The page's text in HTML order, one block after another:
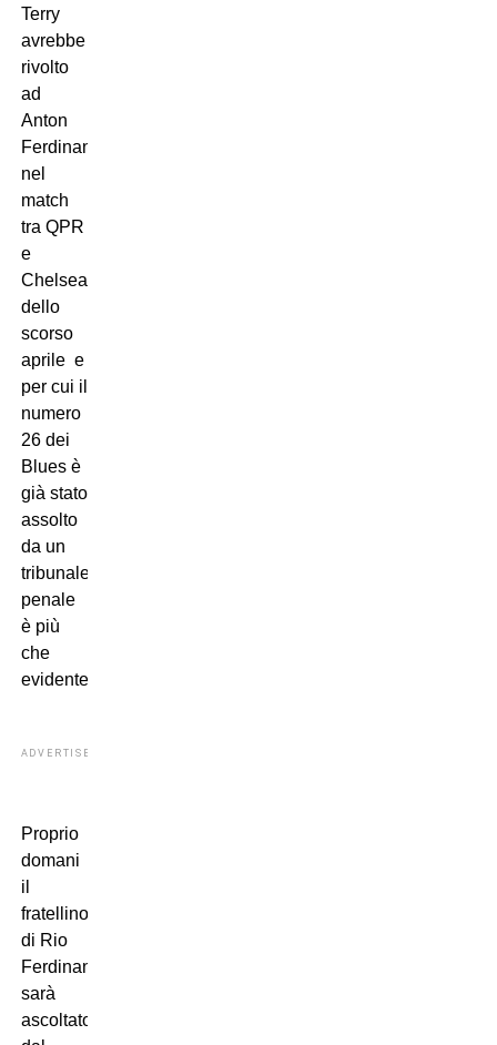
Terry
avrebbe
rivolto
ad
Anton
Ferdinand
nel
match
tra QPR
e
Chelsea
dello
scorso
aprile  e
per cui il
numero
26 dei
Blues è
già stato
assolto
da un
tribunale
penale 
è più
che
evidente.
ADVERTISEMENT
Proprio
domani
il
fratellino
di Rio
Ferdinand
sarà
ascoltato